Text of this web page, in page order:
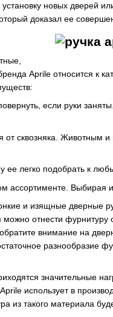
новых дверей
доказал ее
Aprile относится к
если руки
от сквозняка. Животным
ее легко подобрать к
ассортименте. Выбирая
и изящные дверные
отнести фурнитуру
внимание на
разнообразие
значительные
использует в
такого материала